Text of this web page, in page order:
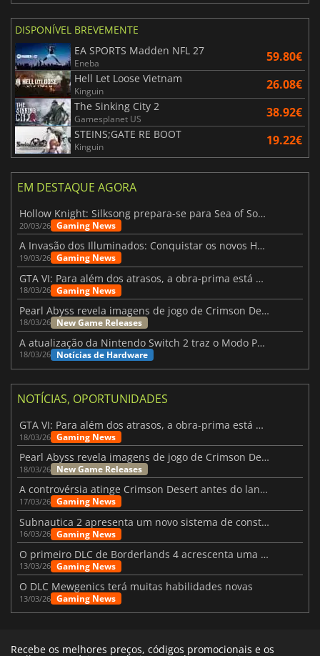
DISPONÍVEL BREVEMENTE
EA SPORTS Madden NFL 27
Eneba 59.80€
Hell Let Loose Vietnam
Kinguin 26.08€
The Sinking City 2
Gamesplanet US 38.92€
STEINS;GATE RE BOOT
Kinguin 19.22€
EM DESTAQUE AGORA
Hollow Knight: Silksong prepara-se para Sea of Sorrow com um patch
20/03/26 Gaming News
A Invasão dos Illuminados: Conquistar os novos Helldivers 2 Atualização!
19/03/26 Gaming News
GTA VI: Para além dos atrasos, a obra-prima está quase a chegar
18/03/26 Gaming News
Pearl Abyss revela imagens de jogo de Crimson Desert para a PS5
18/03/26 New Game Releases
A atualização da Nintendo Switch 2 traz o Modo Portátil aos jogos mais antigos da Switch
18/03/26 Notícias de Hardware
NOTÍCIAS, OPORTUNIDADES
GTA VI: Para além dos atrasos, a obra-prima está quase a chegar
18/03/26 Gaming News
Pearl Abyss revela imagens de jogo de Crimson Desert para a PS5
18/03/26 New Game Releases
A controvérsia atinge Crimson Desert antes do lançamento
17/03/26 Gaming News
Subnautica 2 apresenta um novo sistema de construção de bases
16/03/26 Gaming News
O primeiro DLC de Borderlands 4 acrescenta uma nova personagem e muito mais
13/03/26 Gaming News
O DLC Mewgenics terá muitas habilidades novas
13/03/26 Gaming News
Recebe os melhores preços, códigos promocionais e os